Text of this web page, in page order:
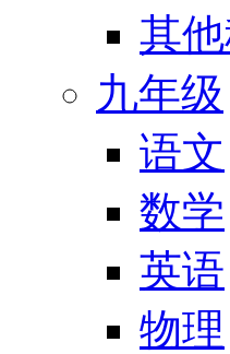
其他
九年级
语文
数学
英语
物理